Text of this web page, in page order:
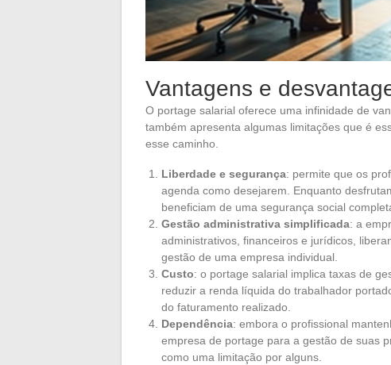
Vantagens e
O portage salarial oferece uma infinidade de
também apresenta algumas limitações que é
esse caminho.
Liberdade e segurança: permite que os
agenda como desejarem. Enquanto
beneficiam de uma segurança social
Gestão administrativa simplificada: a
administrativos, financeiros e jurídicos,
gestão de uma empresa individual.
Custo: o portage salarial implica taxas de
reduzir a renda líquida do trabalhador
do faturamento realizado.
Dependência: embora o profissional
empresa de portage para a gestão de suas
como uma limitação por alguns.